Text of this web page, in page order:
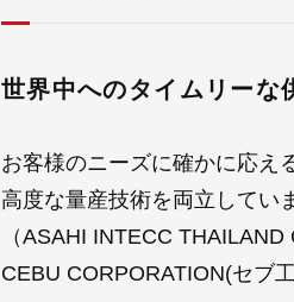
世界中へのタイムリーな
お客様のニーズに確かに応え
高度な量産技術を両立してい
（ASAHI INTECC
CEBU CORPORATION(セブ